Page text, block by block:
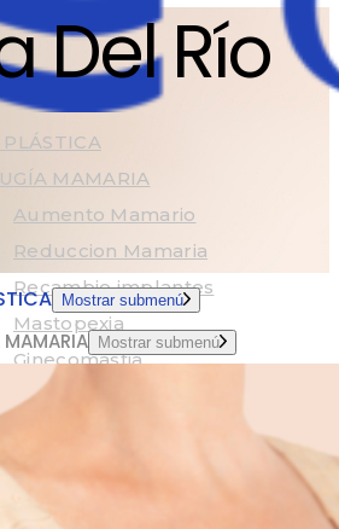
PLÁSTICA
MAMARIA
Aumento Mamario
Reduccion Mamaria
Recambio implantes
Mastopexia
Ginecomastia
FACIAL
Rinoplastia
Blefaroplastia
Mostrar submenú
Mostrar submenú
Mamario
Mamaria
Implantes
Del Río